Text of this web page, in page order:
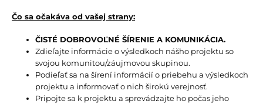
Čo sa očakáva od vašej strany:
ČISTÉ DOBROVOĽNÉ ŠÍRENIE A KOMUNIKÁCIA.
Zdieľajte informácie o výsledkoch nášho projektu so
svojou komunitou/záujmovou skupinou.
Podieľať sa na šírení informácií o priebehu a výsledkoch
projektu a informovať o nich širokú verejnosť.
Pripojte sa k projektu a sprevádzajte ho počas jeho